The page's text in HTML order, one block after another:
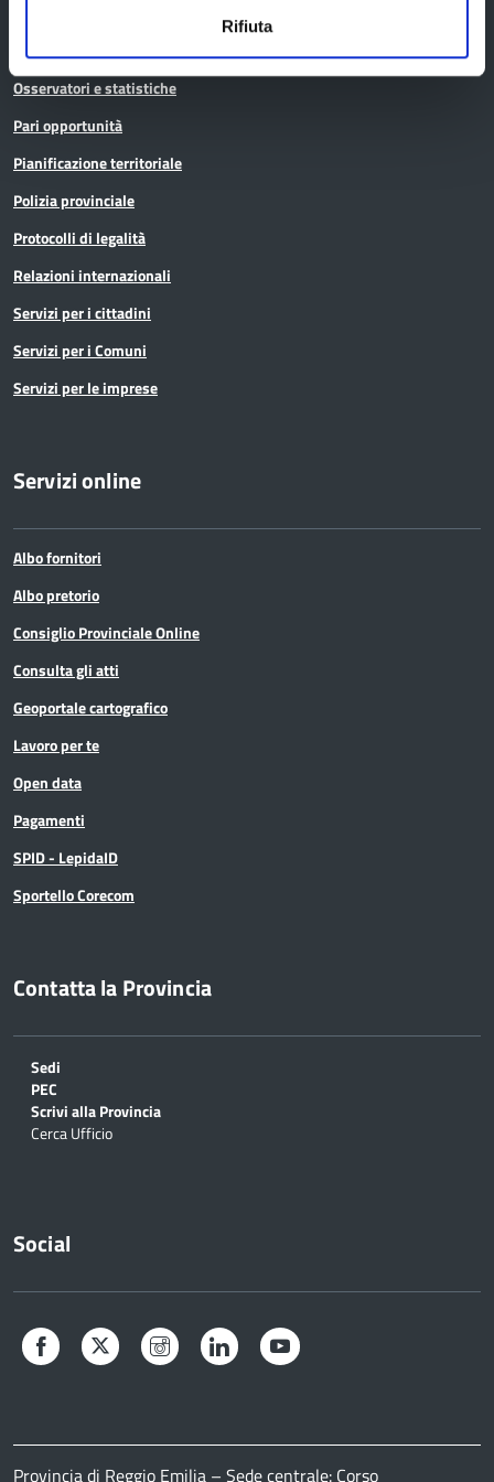
Rifiuta
Noi Contro le Mafie
Osservatori e statistiche
Pari opportunità
Pianificazione territoriale
Polizia provinciale
Protocolli di legalità
Relazioni internazionali
Servizi per i cittadini
Servizi per i Comuni
Servizi per le imprese
Servizi online
Albo fornitori
Albo pretorio
Consiglio Provinciale Online
Consulta gli atti
Geoportale cartografico
Lavoro per te
Open data
Pagamenti
SPID - LepidaID
Sportello Corecom
Contatta la Provincia
Sedi
PEC
Scrivi alla Provincia
Cerca Ufficio
Social
Facebook Twitter Instagram LinkedIn
Provincia di Reggio Emilia – Sede centrale: Corso